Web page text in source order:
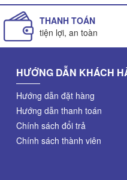
THANH TOÁN
tiện lợi, an toàn
HƯỚNG DẪN KHÁCH
Hướng dẫn đặt hàng
Hướng dẫn thanh toán
Chính sách đổi trả
Chính sách thành viên